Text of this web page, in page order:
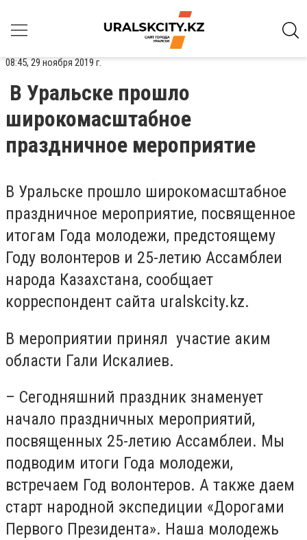
08:45, 29 ноября 2019 г.
В Уральске прошло
широкомасштабное
праздничное мероприятие
В Уральске прошло широкомасштабное
праздничное мероприятие, посвященное
итогам Года молодежи, предстоящему
Году волонтеров и 25-летию Ассамблеи
народа Казахстана, сообщает
корреспондент сайта uralskcity.kz.
В мероприятии принял участие аким
области Гали Искалиев.
– Сегодняшний праздник знаменует
начало праздничных мероприятий,
посвященных 25-летию Ассамблеи. Мы
подводим итоги Года молодежи,
встречаем Год волонтеров. А также даем
старт народной экспедиции «Дорогами
Первого Президента». Наша молодежь